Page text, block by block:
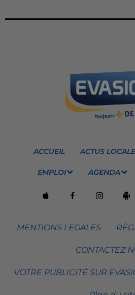
ACCUEIL ACTUS
EMPLOI AGENDA
MENTIONS LEGALES
CONTACTEZ
VOTRE PUBLICITÉ SUR